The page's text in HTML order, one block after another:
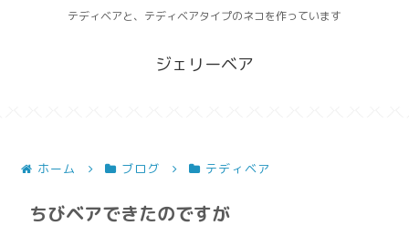
テディベアと、テディベアタイプのネコを作っています
ジェリーベア
ホーム ブログ テディベア
ちびベアできたのですが